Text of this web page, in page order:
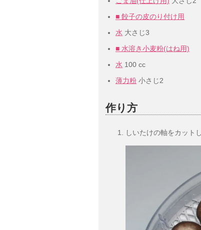
■ 餃子の皮のり付け用
水 大さじ3
■ 水溶き小麦粉(はね用)
水 100 cc
薄力粉 小さじ2
作り方
しいたけの軸をカット